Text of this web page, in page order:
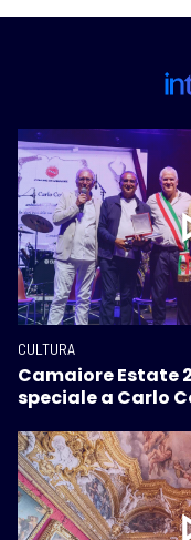
CULTURA
Camaiore Estate
speciale a Carlo